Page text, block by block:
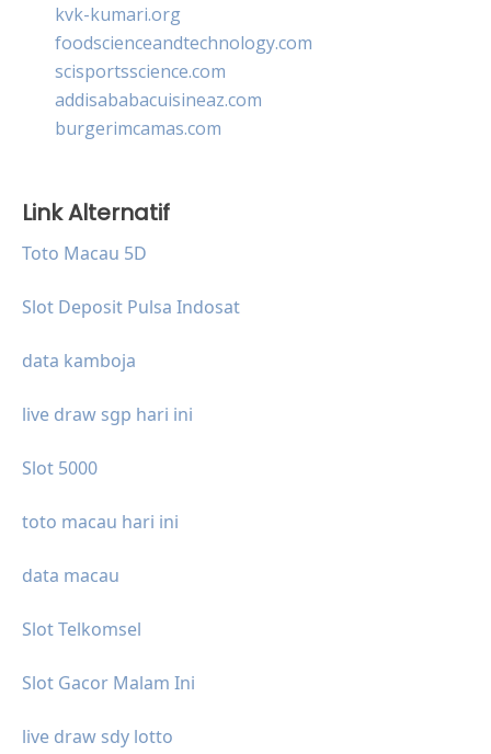
kvk-kumari.org
foodscienceandtechnology.com
scisportsscience.com
addisababacuisineaz.com
burgerimcamas.com
Link Alternatif
Toto Macau 5D
Slot Deposit Pulsa Indosat
data kamboja
live draw sgp hari ini
Slot 5000
toto macau hari ini
data macau
Slot Telkomsel
Slot Gacor Malam Ini
live draw sdy lotto